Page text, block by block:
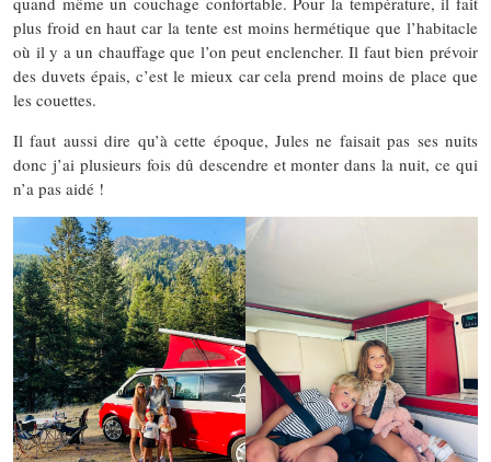
plus froid en haut car la tente est moins hermétique que l’habitacle
où il y a un chauffage que l’on peut enclencher. Il faut bien prévoir
des duvets épais, c’est le mieux car cela prend moins de place que
les couettes.
Il faut aussi dire qu’à cette époque, Jules ne faisait pas ses nuits
donc j’ai plusieurs fois dû descendre et monter dans la nuit, ce qui
n’a pas aidé !